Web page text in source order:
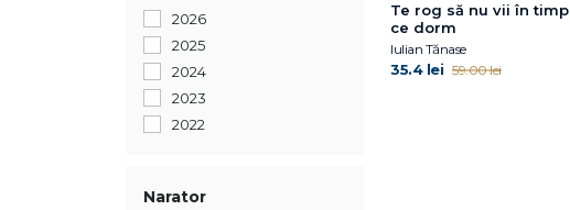
2026
2025
2024
2023
2022
Narator
Te rog să nu vii în timp
ce dorm
Iulian Tănase
35.4 lei 59.00 lei